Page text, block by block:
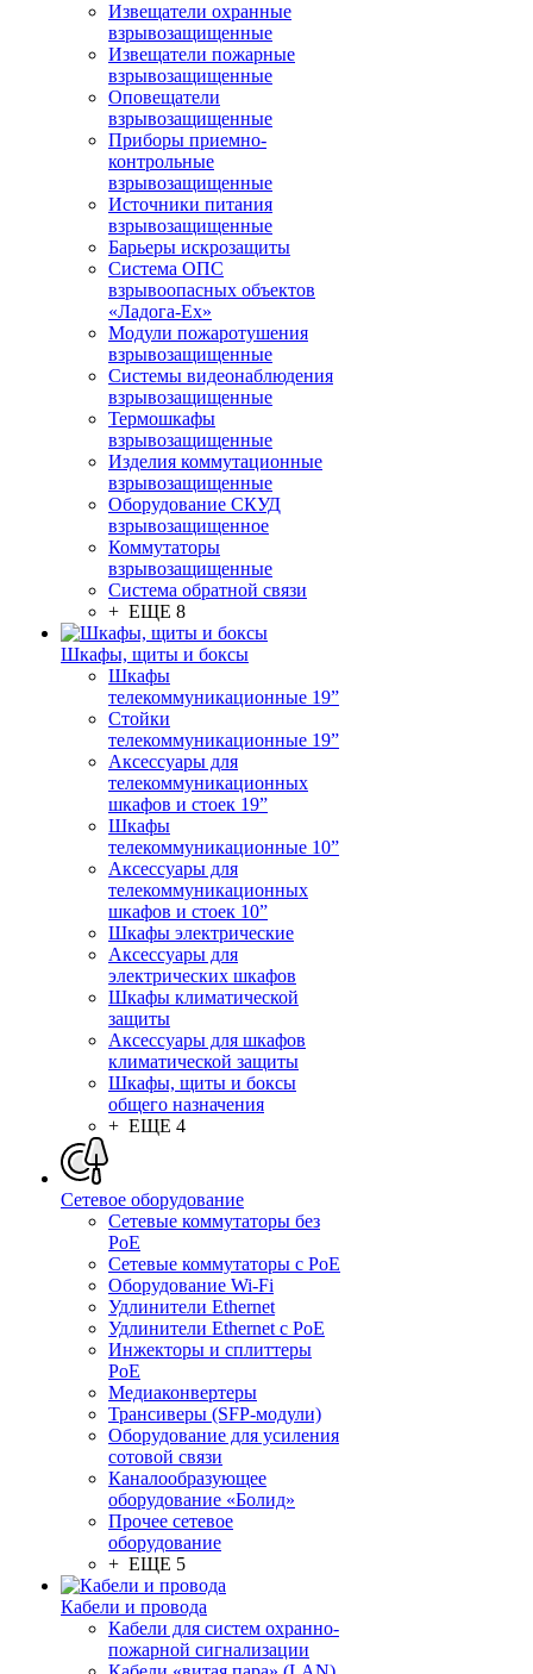
Извещатели охранные
взрывозащищенные
Извещатели пожарные
взрывозащищенные
Оповещатели
взрывозащищенные
Приборы приемно-
контрольные
взрывозащищенные
Источники питания
взрывозащищенные
Барьеры искрозащиты
Система ОПС
взрывоопасных объектов
«Ладога-Ex»
Модули пожаротушения
взрывозащищенные
Системы видеонаблюдения
взрывозащищенные
Термошкафы
взрывозащищенные
Изделия коммутационные
взрывозащищенные
Оборудование СКУД
взрывозащищенное
Коммутаторы
взрывозащищенные
Система обратной связи
+ ЕЩЕ 8
Шкафы, щиты и боксы
Шкафы
телекоммуникационные 19”
Стойки
телекоммуникационные 19”
Аксессуары для
телекоммуникационных
шкафов и стоек 19”
Шкафы
телекоммуникационные 10”
Аксессуары для
телекоммуникационных
шкафов и стоек 10”
Шкафы электрические
Аксессуары для
электрических шкафов
Шкафы климатической
защиты
Аксессуары для шкафов
климатической защиты
Шкафы, щиты и боксы
общего назначения
+ ЕЩЕ 4
Сетевое оборудование
Сетевые коммутаторы без
PoE
Сетевые коммутаторы с PoE
Оборудование Wi-Fi
Удлинители Ethernet
Удлинители Ethernet с PoE
Инжекторы и сплиттеры
PoE
Медиаконвертеры
Трансиверы (SFP-модули)
Оборудование для усиления
сотовой связи
Каналообразующее
оборудование «Болид»
Прочее сетевое
оборудование
+ ЕЩЕ 5
Кабели и провода
Кабели для систем охранно-
пожарной сигнализации